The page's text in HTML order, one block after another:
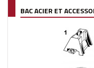
BAC ACIER ET